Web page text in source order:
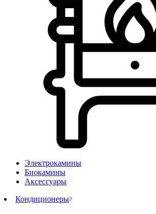
Электрокамины
Биокамины
Аксессуары
Кондиционеры